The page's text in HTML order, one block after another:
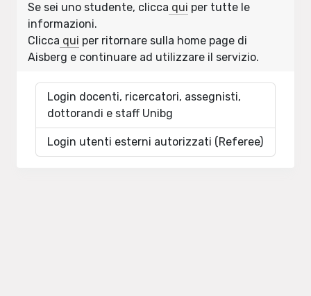
Se sei uno studente, clicca qui per tutte le
informazioni.
Clicca qui per ritornare sulla home page di
Aisberg e continuare ad utilizzare il servizio.
Login docenti, ricercatori, assegnisti,
dottorandi e staff Unibg
Login utenti esterni autorizzati (Referee)